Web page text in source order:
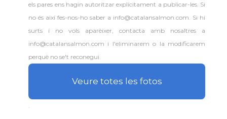
els pares ens hagin autoritzar explícitament a publicar-les. Si
no és així fes-nos-ho saber a info@catalansalmon.com. Si hi
surts i no vols aparèixer, contacta amb nosaltres a
info@catalansalmon.com i l'eliminarem o la modificarem
perquè no se't reconegui.
Veure totes les fotos